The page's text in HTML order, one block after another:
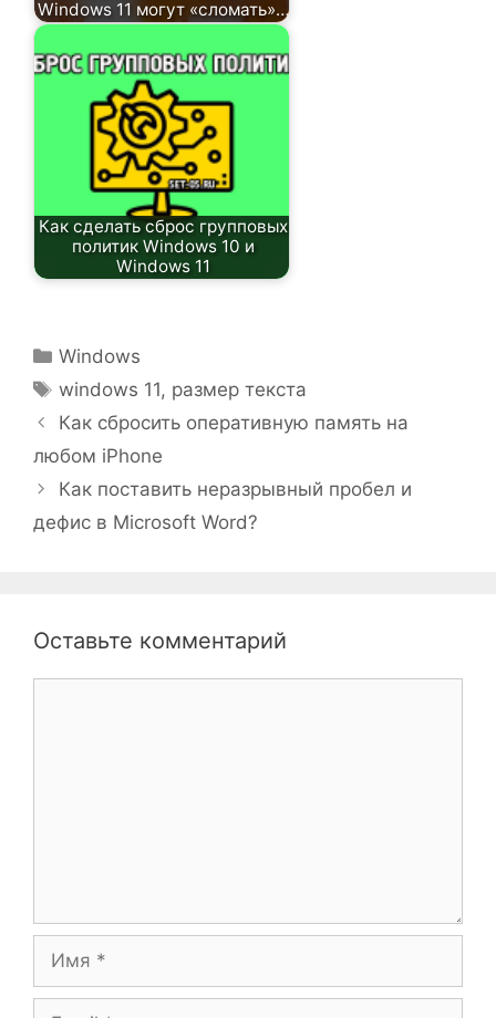
Windows 11 могут «сломать»…
Как сделать сброс групповых
политик Windows 10 и
Windows 11
Рубрики
Windows
Метки
windows 11, размер текста
Как сбросить оперативную память на
любом iPhone
Как поставить неразрывный пробел и
дефис в Microsoft Word?
Оставьте комментарий